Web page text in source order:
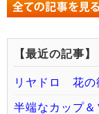
【最近の記事】
リヤドロ 花の
半端なカップ＆